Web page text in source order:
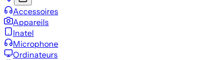
Accessoires
Appareils
Inatel
Microphone
Ordinateurs